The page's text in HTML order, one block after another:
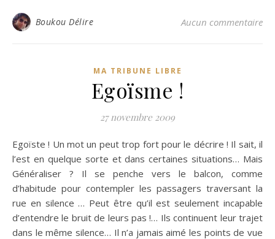
Boukou Délire Aucun commentaire
MA TRIBUNE LIBRE
Egoïsme !
27 novembre 2009
Egoïste ! Un mot un peut trop fort pour le décrire ! Il sait, il
l’est en quelque sorte et dans certaines situations… Mais
Généraliser ? Il se penche vers le balcon, comme
d’habitude pour contempler les passagers traversant la
rue en silence … Peut être qu’il est seulement incapable
d’entendre le bruit de leurs pas !… Ils continuent leur trajet
dans le même silence… Il n’a jamais aimé les points de vue